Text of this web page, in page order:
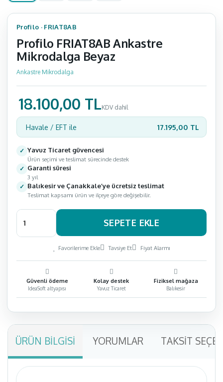
Profilo · FRIAT8AB
Profilo FRIAT8AB Ankastre
Mikrodalga Beyaz
Ankastre Mikrodalga
18.100,00 TLKDV dahil
Havale / EFT ile 17.195,00 TL
Yavuz Ticaret güvencesi
Ürün seçimi ve teslimat sürecinde destek
Garanti süresi
3 yıl
Balıkesir ve Çanakkale’ye ücretsiz teslimat
Teslimat kapsamı ürün ve ilçeye göre değişebilir.
SEPETE EKLE
Favorilerime Ekle Tavsiye Et Fiyat Alarmı
Güvenli ödeme
IdeaSoft altyapısı
Kolay destek
Yavuz Ticaret
Fiziksel mağaza
Balıkesir
ÜRÜN BILGISI YORUMLAR TAKSIT